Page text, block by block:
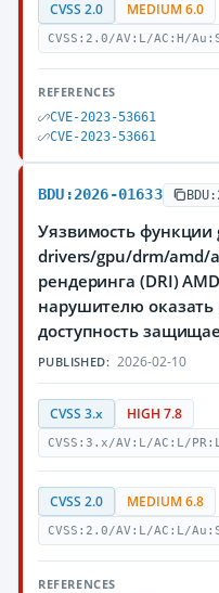
CVSS 2.0 MEDIUM 6.0
CVSS:2.0/AV:L/AC:H/
REFERENCES
CVE-2023-53661
CVE-2023-53661
BDU:2026-01633
Уязвимость функции
drivers/gpu/drm/amd/
рендеринга (DRI)
нарушителю оказать
доступность
PUBLISHED: 2026-02-10
CVSS 3.x HIGH 7.8
CVSS:3.x/AV:L/AC:L/
CVSS 2.0 MEDIUM 6.8
CVSS:2.0/AV:L/AC:L/
REFERENCES